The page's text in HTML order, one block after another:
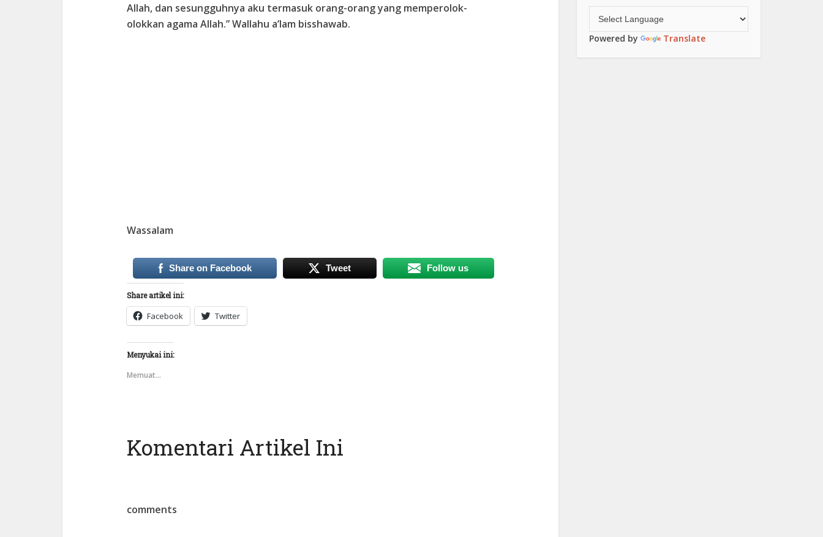
Allah, dan sesungguhnya aku termasuk orang-orang yang memperolok-
olokkan agama Allah.” Wallahu a’lam bisshawab.
Wassalam
Share on Facebook Tweet Follow us
Share artikel ini:
Facebook Twitter
Menyukai ini:
Memuat...
Komentari Artikel Ini
comments
Powered by Translate